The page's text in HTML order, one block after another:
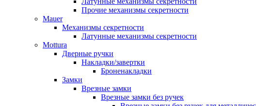
Прочие механизмы секретности
Mauer
Механизмы секретности
Латунные механизмы секретности
Mottura
Дверные ручки
Накладки/завертки
Броненакладки
Замки
Врезные замки
Врезные замки без ручек